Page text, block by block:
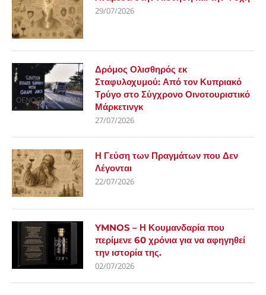
29/07/2026
Δρόμος Ολισθηρός εκ
Σταφυλοχυμού: Από τον Κυπριακό
Τρύγο στο Σύγχρονο Οινοτουριστικό
Μάρκετινγκ
27/07/2026
Η Γεύση των Πραγμάτων που Δεν
Λέγονται
22/07/2026
YMNOS – Η Κουμανδαρία που
περίμενε 60 χρόνια για να αφηγηθεί
την ιστορία της.
02/07/2026